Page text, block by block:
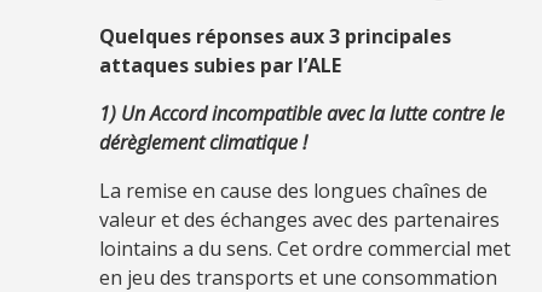
Quelques réponses aux 3 principales
attaques subies par l’ALE
1) Un Accord incompatible avec la lutte contre le
dérèglement climatique !
La remise en cause des longues chaînes de
valeur et des échanges avec des partenaires
lointains a du sens. Cet ordre commercial met
en jeu des transports et une consommation